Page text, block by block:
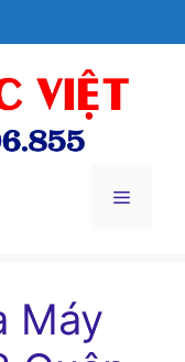
Menu
Máy